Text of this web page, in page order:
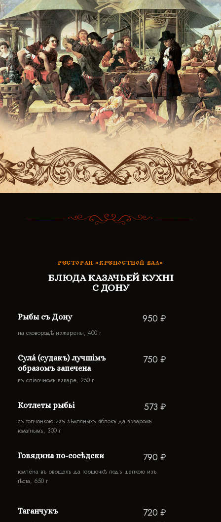
РЕСТОРАН «КРЕПОСТНОЙ ВАЛ»
БЛЮДА КАЗАЧЬЕЙ КУХНI
С ДОНУ
Рыбы съ Дону 950 ₽
на сковородѣ изжарены, 400 г
Сулá (судакъ) лучшiмъ
образомъ запечена
750 ₽
въ слiвочномъ взваре, 250 г
Котлеты рыбьi 573 ₽
съ толчонкою изъ зѣмляныхъ яблокъ да взваромъ
томатнымъ, 300 г
Говядина по-сосѣдски 790 ₽
томлёна въ овощахъ да горшочкѣ подъ шапкою изъ
тѣста, 650 г
Таганчукъ 720 ₽